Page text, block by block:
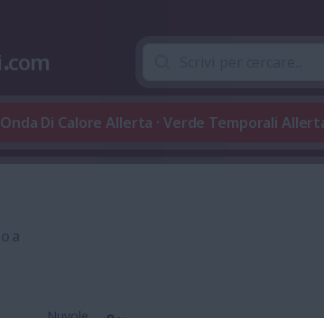
.com
Di Calore Allerta · Verde Temporali